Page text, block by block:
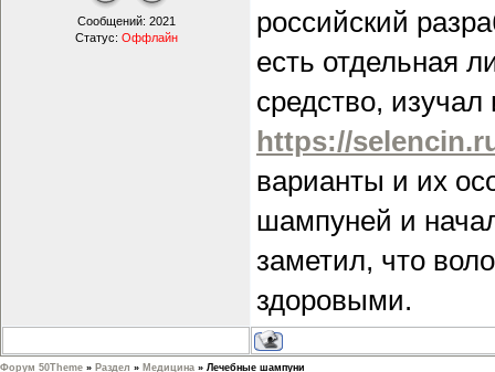
Сообщений: 2021
Статус: Оффлайн
российский
есть отдельная
средство,
https://
варианты и их
шампуней и
заметил, что
здоровыми.
Форум 50Theme » Раздел » Медицина » Лечебные шампуни